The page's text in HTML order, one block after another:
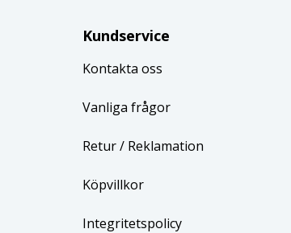
Kundservice
Kontakta oss
Vanliga frågor
Retur/ Reklamation
Köpvillkor
Integritetspolicy